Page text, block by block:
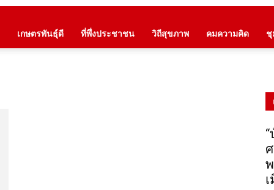
เกษตรพันธุ์ดี ที่พึ่งประชาชน วิถีสุขภาพ คมความคิด ชุ